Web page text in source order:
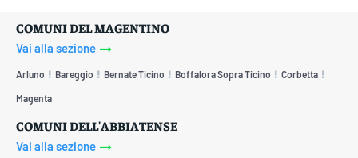
COMUNI DEL MAGENTINO
Vai alla sezione
Arluno Bareggio Bernate Ticino Boffalora Sopra Ticino Corbetta
Magenta
COMUNI DELL'ABBIATENSE
Vai alla sezione